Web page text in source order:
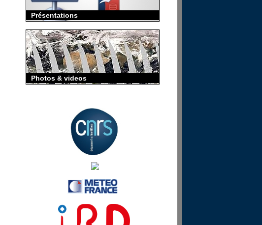
Présentations
Photos & videos